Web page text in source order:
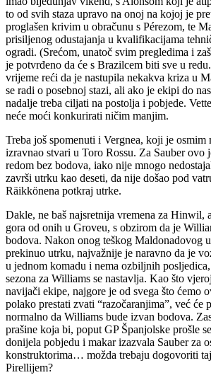
to od svih staza upravo na onoj na kojoj je
proglašen krivim u obračunu s Pérezom, te
prisiljenog odustajanja u kvalifikacijama
ogradi. (Srećom, unatoč svim pregledima i
je potvrđeno da će s Brazilcem biti sve u
vrijeme reći da je nastupila nekakva kriza u
se radi o posebnoj stazi, ali ako je ekipi do
nadalje treba ciljati na postolja i pobjede.
neće moći konkurirati ničim manjim.
Treba još spomenuti i Vergnea, koji je osmim
izravnao stvari u Toro Rossu. Za Sauber ovo
redom bez bodova, iako nije mnogo
završi utrku kao deseti, da nije došao pod
Räikkönena potkraj utrke.
Dakle, ne baš najsretnija vremena za Hinwil,
gora od onih u Groveu, s obzirom da je
bodova. Nakon onog teškog Maldonadovog
prekinuo utrku, najvažnije je naravno da je
u jednom komadu i nema ozbiljnih
sezona za Williams se nastavlja. Kao što
navijači ekipe, najgore je od svega što ćemo
polako prestati zvati “razočaranjima”, već će
normalno da Williams bude izvan bodova.
prašine koja bi, poput GP Španjolske prošle
donijela pobjedu i makar izazvala Sauber za
konstruktorima… možda trebaju dogovoriti
Pirellijem?